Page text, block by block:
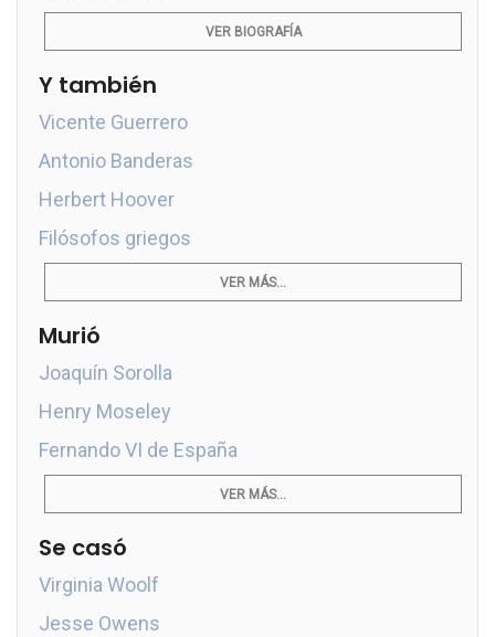
VER BIOGRAFÍA
Y también
Vicente Guerrero
Antonio Banderas
Herbert Hoover
Filósofos griegos
VER MÁS...
Murió
Joaquín Sorolla
Henry Moseley
Fernando VI de España
VER MÁS...
Se casó
Virginia Woolf
Jesse Owens